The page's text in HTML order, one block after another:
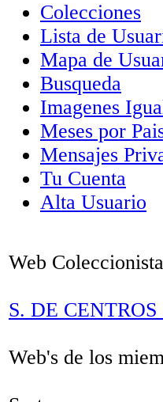
Colecciones
Lista de
Mapa de
Busqueda
Imagenes
Meses por
Mensajes
Tu Cuenta
Alta Usuario
Web
S. DE CENTROS
Web's de los